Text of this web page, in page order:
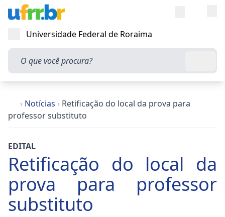
Abrir menu
Universidade Federal de Roraima
O que você procura?
› Notícias › Retificação do local da prova para
professor substituto
EDITAL
Retificação do local da
prova para professor
substituto